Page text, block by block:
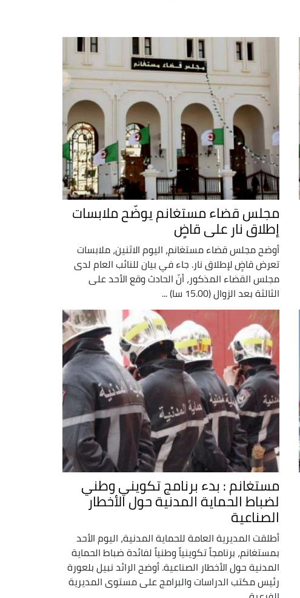
مجلس قضاء مستغانم يوضّح ملابسات
إطلاق نار على قاضٍ
أوضح مجلس قضاء مستغانم، اليوم الاثنين، ملابسات
تعرض قاضٍ لإطلاق نار. جاء في بيان للنائب العام لدى
مجلس القضاء المذكور، أنّ الحادث وقع الأحد على
الثالثة بعد الزوال (15.00 سا) ...
مستغانم : بدء برنامج تكويني وطني
لضباط الحماية المدنية حول الأخطار
الصناعية
أطلقت المديرية العامة للحماية المدنية، اليوم الأحد
بمستغانم، برنامجاً تكوينياً وطنياً لفائدة ضباط الحماية
المدنية حول الأخطار الصناعية. أوضح الرائد نبيل بلعورة
رئيس مكتب الدراسات والبرامج على مستوى المديرية